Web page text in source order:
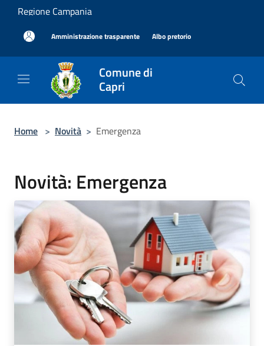
Salta al contenuto principale
Regione Campania
Amministrazione trasparente Albo pretorio
Comune di
Capri
Home > Novità > Emergenza
Novità: Emergenza